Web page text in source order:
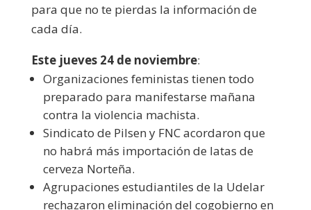
para que no te pierdas la información de
cada día.
Este jueves 24 de noviembre:
Organizaciones feministas tienen todo
preparado para manifestarse mañana
contra la violencia machista.
Sindicato de Pilsen y FNC acordaron que
no habrá más importación de latas de
cerveza Norteña.
Agrupaciones estudiantiles de la Udelar
rechazaron eliminación del cogobierno en